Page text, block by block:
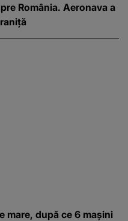
România. Aeronava a
mare, după ce 6 mașini